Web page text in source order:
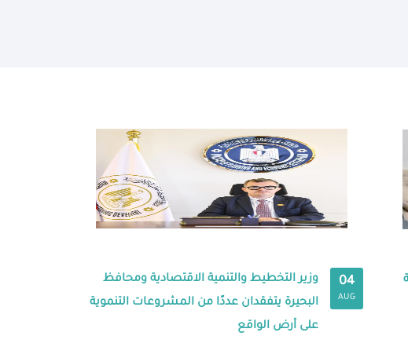
04
AUG
وزير التخطيط والتنمية الاقتصادية ومحافظ
البحيرة يتفقدان عددًا من المشروعات التنموية
على أرض الواقع